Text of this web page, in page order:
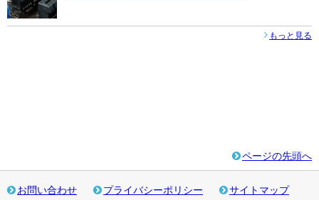
もっと見る
ページの先頭へ
お問い合わせ プライバシーポリシー サイトマップ